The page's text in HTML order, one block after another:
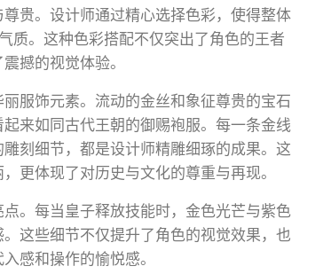
贵。设计师通过精心选择色彩，使得整体
质。这种色彩搭配不仅突出了角色的王者
撼的视觉体验。
服饰元素。流动的金丝和象征尊贵的宝石
来如同古代王朝的御赐袍服。每一条金线
刻细节，都是设计师精雕细琢的成果。这
更体现了对历史与文化的尊重与再现。
。每当皇子释放技能时，金色光芒与紫色
这些细节不仅提升了角色的视觉效果，也
感和操作的愉悦感。